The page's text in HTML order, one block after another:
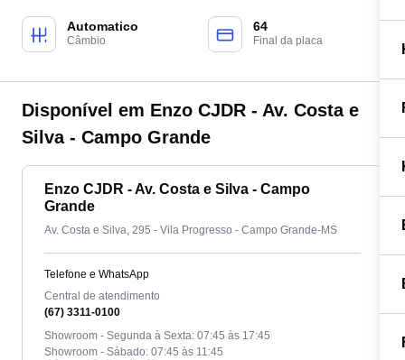
Automatico
Câmbio
64
Final da placa
Disponível em Enzo CJDR - Av. Costa e
Silva - Campo Grande
Enzo CJDR - Av. Costa e Silva - Campo
Grande
Av. Costa e Silva, 295 - Vila Progresso - Campo Grande-MS
Telefone e WhatsApp
Central de atendimento
(67) 3311-0100
Showroom - Segunda à Sexta: 07:45 às 17:45
Showroom - Sábado: 07:45 às 11:45